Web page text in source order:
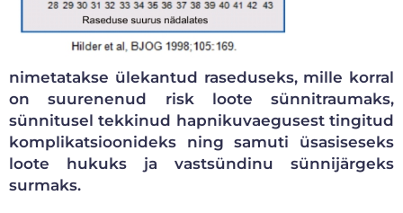
nimetatakse ülekantud raseduseks, mille korral
on suurenenud risk loote sünnitraumaks,
sünnitusel tekkinud hapnikuvaegusest tingitud
komplikatsioonideks ning samuti üsasiseseks
loote hukuks ja vastsündinu sünnijärgeks
surmaks.